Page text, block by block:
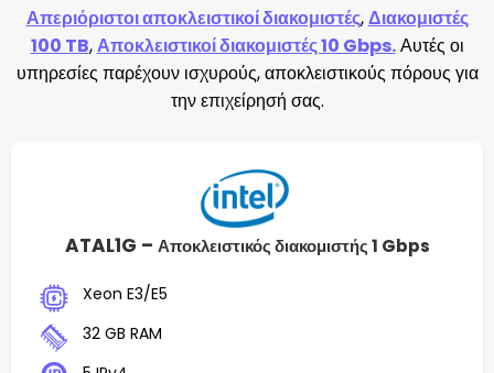
Απεριόριστοι αποκλειστικοί διακομιστές,Διακομιστές
100 TB,Αποκλειστικοί διακομιστές 10 Gbps.Αυτές οι
υπηρεσίες παρέχουν ισχυρούς, αποκλειστικούς πόρους για
την επιχείρησή σας.
ATAL1G – Αποκλειστικός διακομιστής 1 Gbps
Xeon E3/E5
32 GB RAM